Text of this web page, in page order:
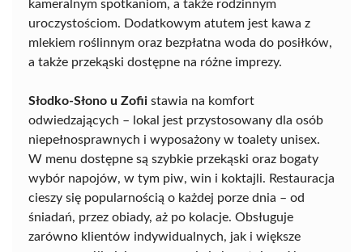
kameralnym spotkaniom, a także rodzinnym
uroczystościom. Dodatkowym atutem jest kawa z
mlekiem roślinnym oraz bezpłatna woda do posiłków,
a także przekąski dostępne na różne imprezy.
Słodko-Słono u Zofii stawia na komfort
odwiedzających – lokal jest przystosowany dla osób
niepełnosprawnych i wyposażony w toalety unisex.
W menu dostępne są szybkie przekąski oraz bogaty
wybór napojów, w tym piw, win i koktajli. Restauracja
cieszy się popularnością o każdej porze dnia – od
śniadań, przez obiady, aż po kolacje. Obsługuje
zarówno klientów indywidualnych, jak i większe